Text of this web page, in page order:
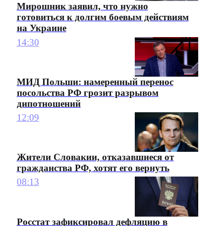
Мирошник заявил, что нужно
готовиться к долгим боевым действиям
на Украине
14:30
МИД Польши: намеренный перенос
посольства РФ грозит разрывом
дипотношений
12:09
Жители Словакии, отказавшиеся от
гражданства РФ, хотят его вернуть
08:13
Росстат зафиксировал дефляцию в